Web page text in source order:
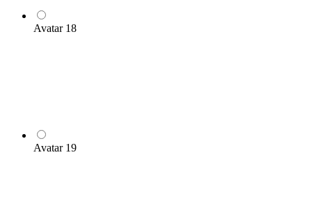
Avatar 18
Avatar 19